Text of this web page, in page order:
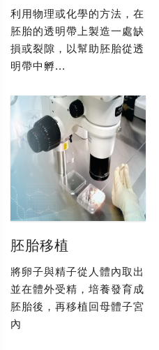
利用物理或化學的方法，在
胚胎的透明帶上製造一處缺
損或裂隙，以幫助胚胎從透
明帶中孵...
胚胎移植
將卵子與精子從人體內取出
並在體外受精，培養發育成
胚胎後，再移植回母體子宮
內